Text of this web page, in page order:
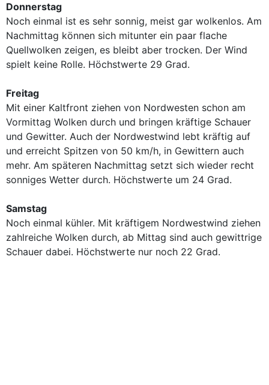
Donnerstag
Noch einmal ist es sehr sonnig, meist gar wolkenlos. Am
Nachmittag können sich mitunter ein paar flache
Quellwolken zeigen, es bleibt aber trocken. Der Wind
spielt keine Rolle. Höchstwerte 29 Grad.
Freitag
Mit einer Kaltfront ziehen von Nordwesten schon am
Vormittag Wolken durch und bringen kräftige Schauer
und Gewitter. Auch der Nordwestwind lebt kräftig auf
und erreicht Spitzen von 50 km/h, in Gewittern auch
mehr. Am späteren Nachmittag setzt sich wieder recht
sonniges Wetter durch. Höchstwerte um 24 Grad.
Samstag
Noch einmal kühler. Mit kräftigem Nordwestwind ziehen
zahlreiche Wolken durch, ab Mittag sind auch gewittrige
Schauer dabei. Höchstwerte nur noch 22 Grad.